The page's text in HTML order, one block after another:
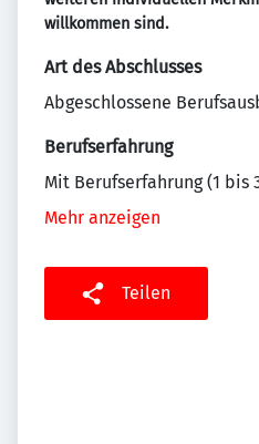
willkommen sind.
Art des Abschlusses
Abgeschlossene
Berufserfahrung
Mit Berufserfahrung (1 bis
Mehr anzeigen
Teilen